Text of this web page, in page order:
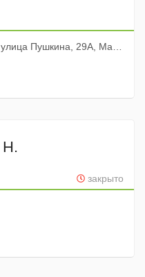
Магазин &quot,Пятерочка&quot,
Н.
закрыто